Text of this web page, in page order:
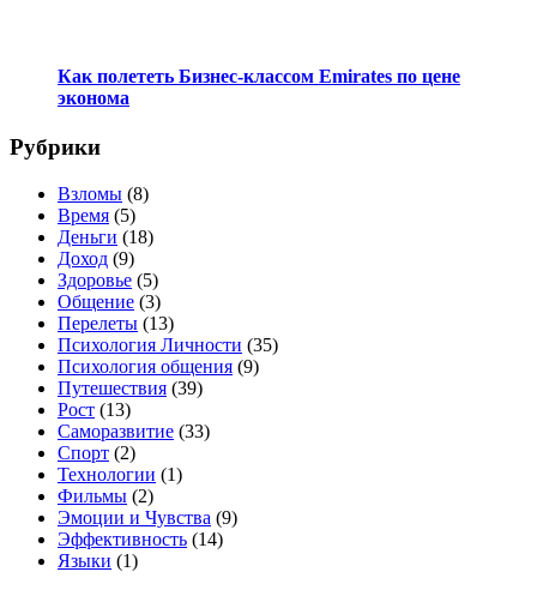
Как полететь Бизнес-классом Emirates по цене
эконома
Рубрики
Взломы (8)
Время (5)
Деньги (18)
Доход (9)
Здоровье (5)
Общение (3)
Перелеты (13)
Психология Личности (35)
Психология общения (9)
Путешествия (39)
Рост (13)
Саморазвитие (33)
Спорт (2)
Технологии (1)
Фильмы (2)
Эмоции и Чувства (9)
Эффективность (14)
Языки (1)